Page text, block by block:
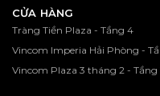
CỬA HÀNG
Tràng Tiền Plaza - Tầng 4
Vincom Imperia Hải Phòng -
Vincom Plaza 3 tháng 2 - Tầng